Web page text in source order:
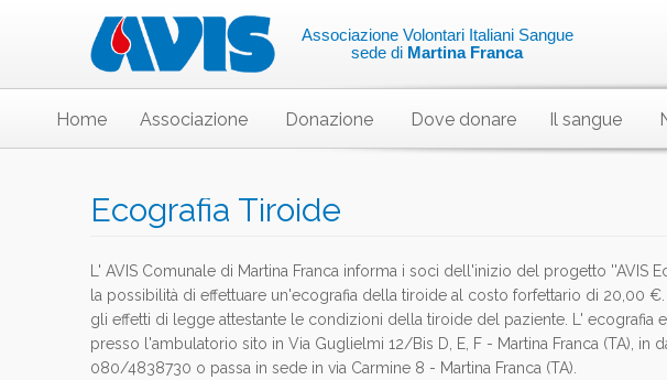
Associazione Volontari Italiani Sangue
sede di Martina Franca
Home Associazione Donazione Dove donare Il sangue
Ecografia Tiroide
L' AVIS Comunale di Martina Franca informa i soci dell'inizio del progetto ''AVIS
la possibilità di effettuare un'ecografia della tiroide al costo forfettario di 20,00
gli effetti di legge attestante le condizioni della tiroide del paziente. L' ecografia
presso l'ambulatorio sito in Via Guglielmi 12/Bis D, E, F - Martina Franca (TA), in
080/4838730 o passa in sede in via Carmine 8 - Martina Franca (TA).